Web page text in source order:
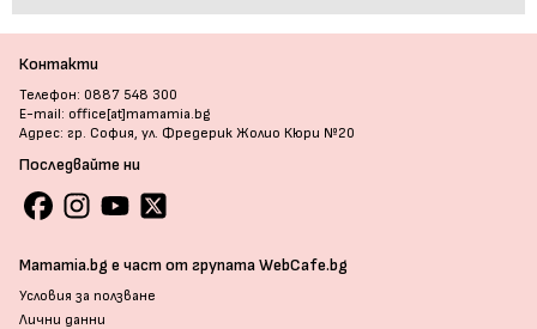
Контакти
Телефон: 0887 548 300
E-mail: office[at]mamamia.bg
Адрес: гр. София, ул. Фредерик Жолио Кюри №20
Последвайте ни
Mamamia.bg е част от групата WebCafe.bg
Условия за ползване
Лични данни